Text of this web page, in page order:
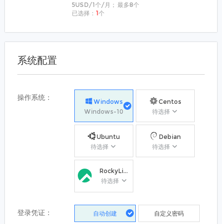
5USD /1个 /月 ； 最多8个
已选择： 1个
系统配置
操作系统：
Windows
Windows-10
Centos
待选择
Ubuntu
待选择
Debian
待选择
RockyLinux
待选择
登录凭证： 自动创建 自定义密码